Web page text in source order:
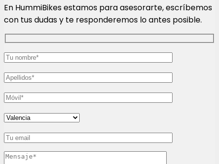
En HummiBikes estamos para asesorarte, escríbemos
con tus dudas y te responderemos lo antes posible.